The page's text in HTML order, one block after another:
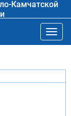
Камчатской